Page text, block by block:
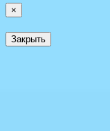
×
Закрыть